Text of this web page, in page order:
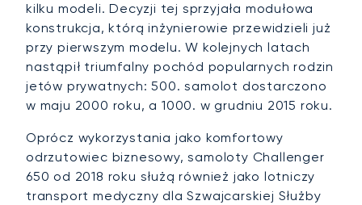
kilku modeli. Decyzji tej sprzyjała modułowa
konstrukcja, którą inżynierowie przewidzieli już
przy pierwszym modelu. W kolejnych latach
nastąpił triumfalny pochód popularnych rodzin
jetów prywatnych: 500. samolot dostarczono
w maju 2000 roku, a 1000. w grudniu 2015 roku.
Oprócz wykorzystania jako komfortowy
odrzutowiec biznesowy, samoloty Challenger
650 od 2018 roku służą również jako lotniczy
transport medyczny dla Szwajcarskiej Służby